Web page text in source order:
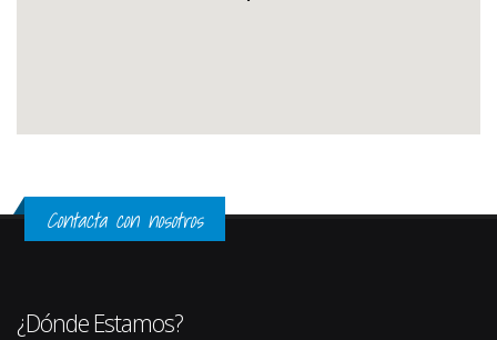
Contacta con nosotros
¿Dónde Estamos?